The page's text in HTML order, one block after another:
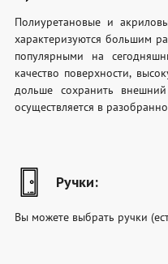
Полиуретановые и
характеризуются большим
популярными на
качество поверхности,
дольше сохранить
осуществляется в
Ручки:
Вы можете выбрать ручки